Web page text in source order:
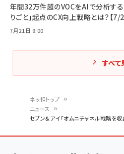
ン
く
ネッ担トップ
ニュース
セブン&アイ「オムニチャネル戦略を
年間32万件超のVOCをAIで分析する
りごと」起点のCX向上戦略とは？【7/
7月21日 9:00
すべて